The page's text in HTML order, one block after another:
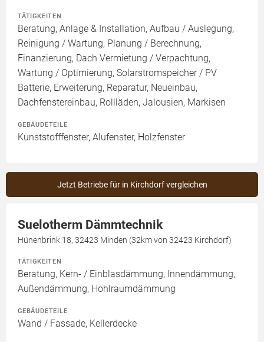
TÄTIGKEITEN
Beratung, Anlage & Installation, Aufbau / Auslegung,
Reinigung / Wartung, Planung / Berechnung,
Finanzierung, Dach Vermietung / Verpachtung,
Wartung / Optimierung, Solarstromspeicher / PV
Batterie, Erweiterung, Reparatur, Neueinbau,
Dachfenstereinbau, Rollläden, Jalousien, Markisen
GEBÄUDETEILE
Kunststofffenster, Alufenster, Holzfenster
Jetzt Betriebe für in Kirchdorf vergleichen
Suelotherm Dämmtechnik
Hünenbrink 18, 32423 Minden (32km von 32423 Kirchdorf)
TÄTIGKEITEN
Beratung, Kern- / Einblasdämmung, Innendämmung,
Außendämmung, Hohlraumdämmung
GEBÄUDETEILE
Wand / Fassade, Kellerdecke